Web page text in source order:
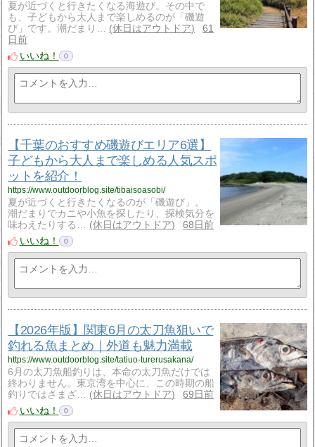
夏が近づくと行きたくなる海遊び。その中で
も、子どもから大人まで楽しめるのが「磯遊
び」です。潮だまり…
休日はアウトドア
61
日前
いいね！
0
【千葉のおすすめ磯遊びエリア6選】
子どもから大人まで楽しめる人気スポ
ットを紹介！
https://www.outdoorblog.site/tibaisoasobi/
夏が近づくと行きたくなるのが「磯遊び」。
潮だまりでカニや小魚を探したり、探検気分を
味わえたりする…
休日はアウトドア
68日前
いいね！
0
【2026年版】関東6月の太刀魚狙いで
釣れる魚まとめ｜外道も魅力満載
https://www.outdoorblog.site/tatiuo-turerusakana/
6月の太刀魚船釣りは、本命の太刀魚だけでは
終わりません。東京湾を中心に、この時期の船
釣りではさまざ…
休日はアウトドア
69日前
いいね！
0